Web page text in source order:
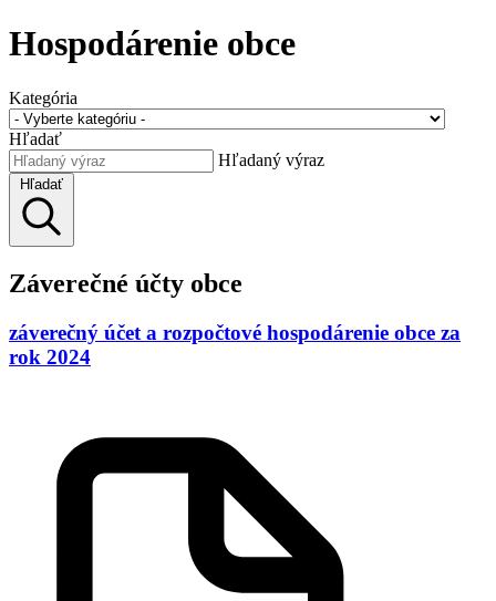
Hospodárenie obce
Kategória
Hľadať
Hľadaný výraz
Hľadať
Záverečné účty obce
záverečný účet a rozpočtové hospodárenie obce za
rok 2024